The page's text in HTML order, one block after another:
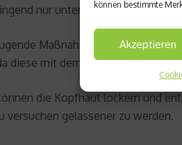
können bestimmte
Akzeptieren
nur unter ärztlicher
Maßnahmen ratsam. Was
diese mit dem Haarwachstum
die Kopfhaut lockern und
versuchen gelassener zu werden.